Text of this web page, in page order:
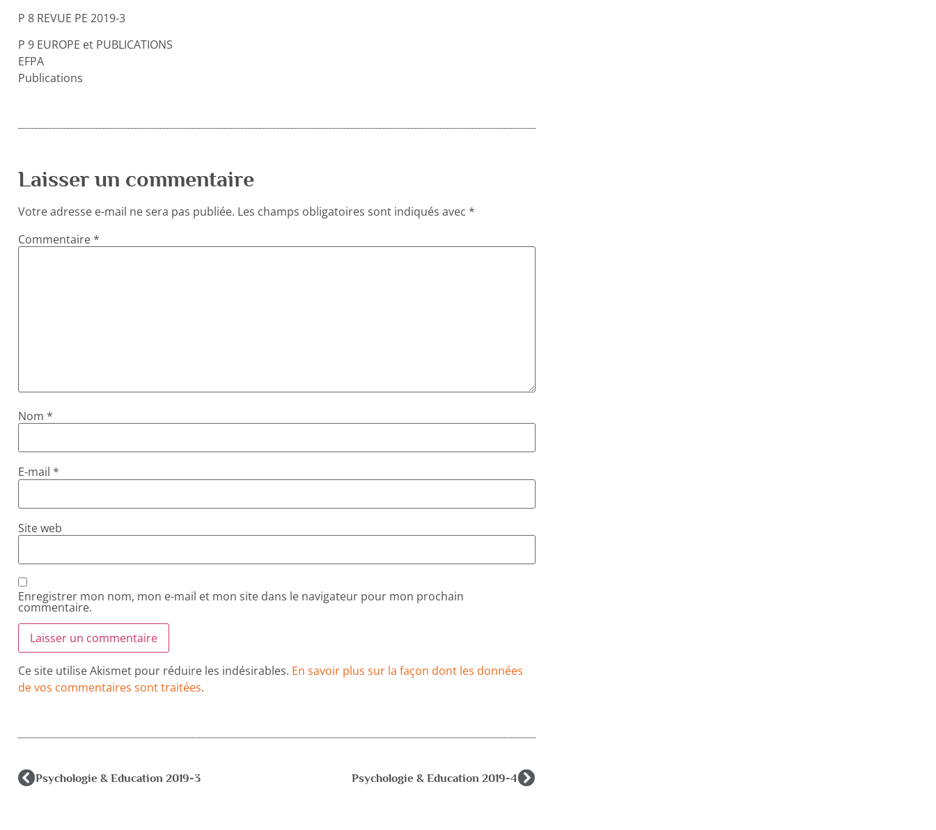
P 8 REVUE PE 2019-3
P 9 EUROPE et PUBLICATIONS
EFPA
Publications
Laisser un commentaire
Votre adresse e-mail ne sera pas publiée. Les champs obligatoires sont indiqués avec *
Commentaire*
Nom *
E-mail *
Site web
Enregistrer mon nom, mon e-mail et mon site dans le navigateur pour mon prochain
commentaire.
Ce site utilise Akismet pour réduire les indésirables. En savoir plus sur la façon dont les données
de vos commentaires sont traitées.
Psychologie & Education 2019-3 Psychologie & Education 2019-4